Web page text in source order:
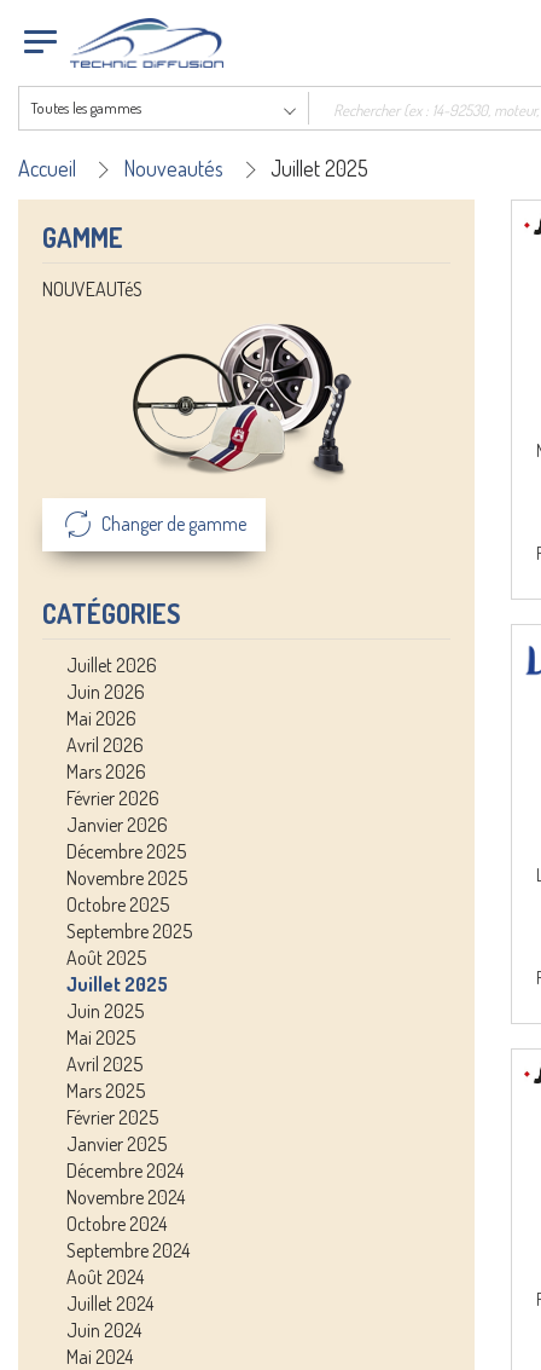
Toutes les gammes
Accueil Nouveautés Juillet 2025
GAMME
NOUVEAUTéS
Changer de gamme
CATÉGORIES
Juillet 2026
Juin 2026
Mai 2026
Avril 2026
Mars 2026
Février 2026
Janvier 2026
Décembre 2025
Novembre 2025
Octobre 2025
Septembre 2025
Août 2025
Juillet 2025
Juin 2025
Mai 2025
Avril 2025
Mars 2025
Février 2025
Janvier 2025
Décembre 2024
Novembre 2024
Octobre 2024
Septembre 2024
Août 2024
Juillet 2024
Juin 2024
Mai 2024